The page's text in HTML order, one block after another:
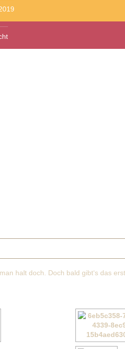
halt doch. Doch bald gibt‘s das